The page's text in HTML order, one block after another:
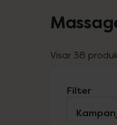
Visar 38
Filter